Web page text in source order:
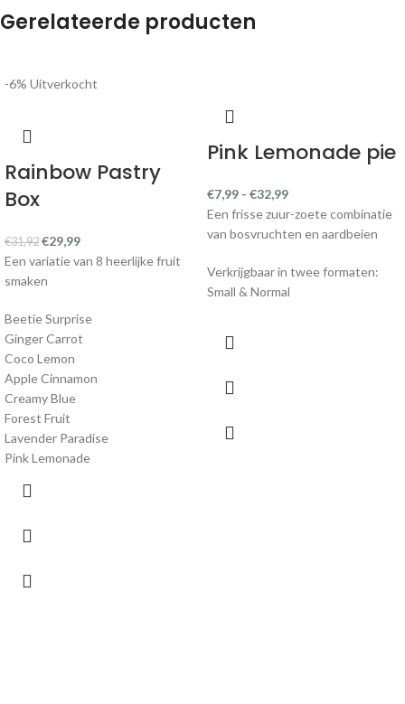
Gerelateerde producten
-6% Uitverkocht
Rainbow Pastry
Box
€31,92 €29,99
Een variatie van 8 heerlijke fruit
smaken
Beetie Surprise
Ginger Carrot
Coco Lemon
Apple Cinnamon
Creamy Blue
Forest Fruit
Lavender Paradise
Pink Lemonade
Pink Lemonade pie
€7,99 - €32,99
Een frisse zuur-zoete combinatie
van bosvruchten en aardbeien
Verkrijgbaar in twee formaten:
Small & Normal